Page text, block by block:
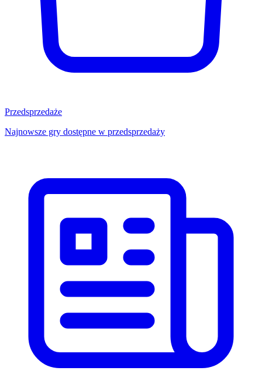
Przedsprzedaże
Najnowsze gry dostępne w przedsprzedaży